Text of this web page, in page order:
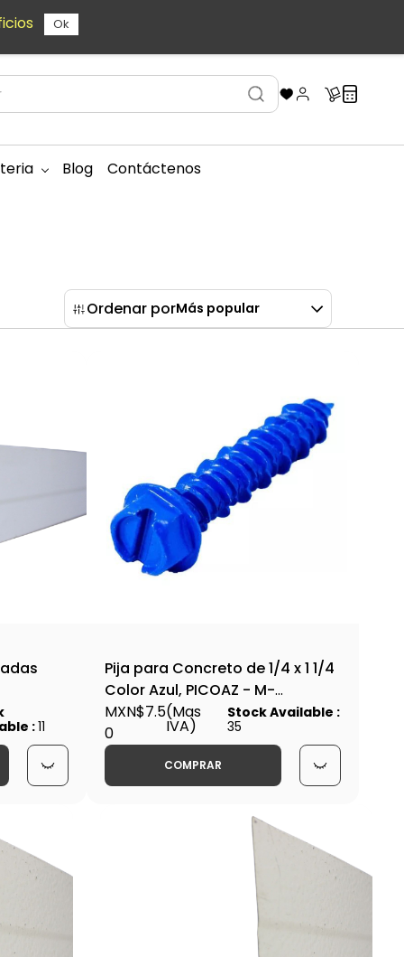
Blog Contáctenos
Ordenar porMás popular
:11
Pija para Concreto de 1/4 x 1 1/4
Color Azul, PICOAZ - M-
FIJA000059
MXN$7.5
0
(Mas
IVA)
Stock Available :
35
COMPRAR
Ok